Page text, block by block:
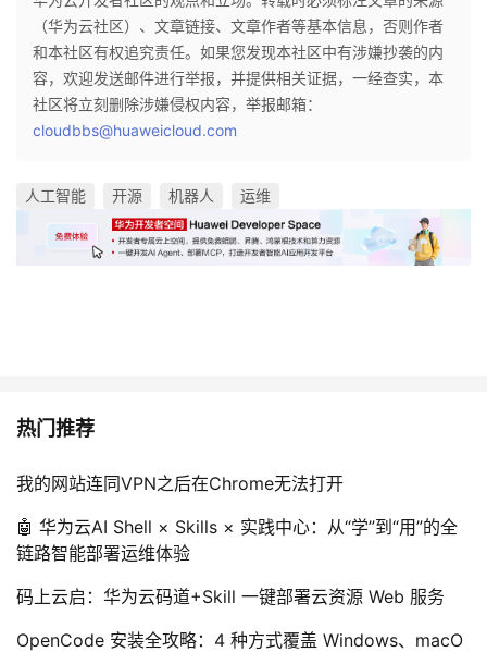
（华为云社区）、文章链接、文章作者等基本信息，否则作者
和本社区有权追究责任。如果您发现本社区中有涉嫌抄袭的内
容，欢迎发送邮件进行举报，并提供相关证据，一经查实，本
社区将立刻删除涉嫌侵权内容，举报邮箱：
cloudbbs@huaweicloud.com
人工智能 开源 机器人 运维
热门推荐
我的网站连同VPN之后在Chrome无法打开
🤖 华为云AI Shell × Skills × 实践中心：从“学”到“用”的全
链路智能部署运维体验
码上云启：华为云码道+Skill 一键部署云资源 Web 服务
OpenCode 安装全攻略：4 种方式覆盖 Windows、macO